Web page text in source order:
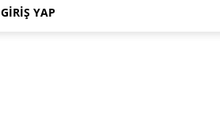
GIRIŞ YAP